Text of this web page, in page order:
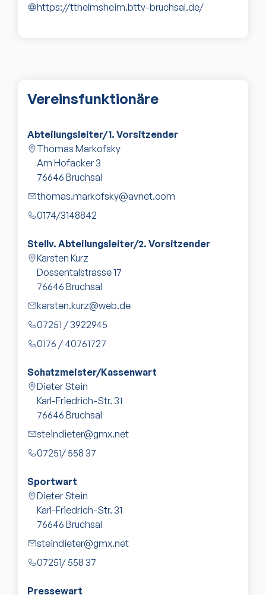
https://tthelmsheim.bttv-bruchsal.de/
Vereinsfunktionäre
Abteilungsleiter/1. Vorsitzender
Thomas Markofsky
Am Hofacker 3
76646 Bruchsal
thomas.markofsky@avnet.com
0174/3148842
Stellv. Abteilungsleiter/2. Vorsitzender
Karsten Kurz
Dossentalstrasse 17
76646 Bruchsal
karsten.kurz@web.de
07251 / 3922945
0176 / 40761727
Schatzmeister/Kassenwart
Dieter Stein
Karl-Friedrich-Str. 31
76646 Bruchsal
steindieter@gmx.net
07251/ 558 37
Sportwart
Dieter Stein
Karl-Friedrich-Str. 31
76646 Bruchsal
steindieter@gmx.net
07251/ 558 37
Pressewart